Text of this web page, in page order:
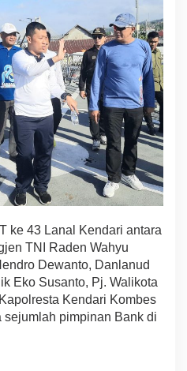
ke 43 Lanal Kendari antara
TNI Raden Wahyu
Dewanto, Danlanud
Eko Susanto, Pj. Walikota
Kendari Kombes
sejumlah pimpinan Bank di